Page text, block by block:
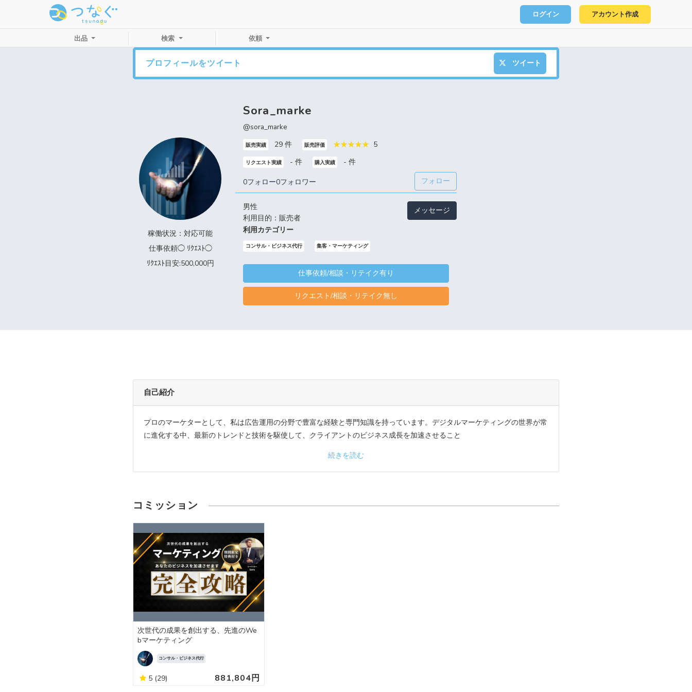
ログイン アカウント作成
出品 検索 依頼
プロフィールをツイート ツイート
稼働状況：対応可能
仕事依頼◯ ﾘｸｴｽﾄ◯
ﾘｸｴｽﾄ目安:500,000円
Sora_marke
@sora_marke
販売実績 29 件 販売評価 5
リクエスト実績 - 件 購入実績 - 件
0フォロー0フォロワー フォロー
男性
利用目的：販売者
メッセージ
利用カテゴリー
コンサル・ビジネス代行 集客・マーケティング
仕事依頼/相談・リテイク有り
リクエスト/相談・リテイク無し
自己紹介
プロのマーケターとして、私は広告運用の分野で豊富な経験と専門知識を持っています。デジタルマーケティングの世界が常
に進化する中、最新のトレンドと技術を駆使して、クライアントのビジネス成長を加速させること
続きを読む
コミッション
次世代の成果を創出する、先進のWe
bマーケティング
コンサル・ビジネス代行
5 (29) 881,804円